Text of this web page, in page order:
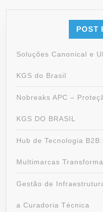
POST
Soluções Canonical e
KGS do Brasil
Nobreaks APC –
KGS DO BRASIL
Hub de Tecnologia
Multimarcas
Gestão de
a Curadoria Técnica